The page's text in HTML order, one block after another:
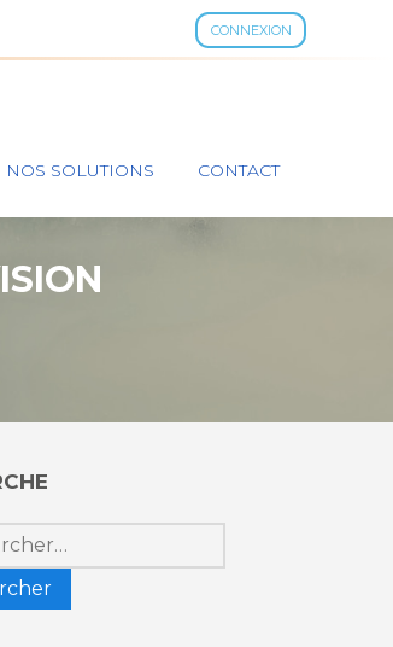
CONNEXION
NOS SOLUTIONS CONTACT
: